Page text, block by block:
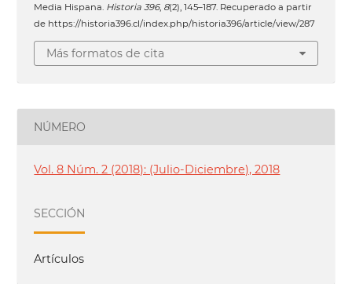
Media Hispana. Historia 396, 8(2), 145–187. Recuperado a partir
de https://historia396.cl/index.php/historia396/article/view/287
Más formatos de cita
NÚMERO
Vol. 8 Núm. 2 (2018): (Julio-Diciembre), 2018
SECCIÓN
Artículos